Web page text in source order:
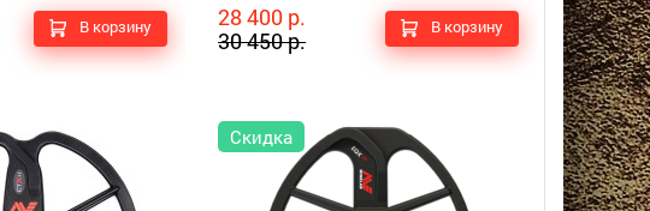
В корзину
28 400 р.
30 450 р.
В корзину
Скидка